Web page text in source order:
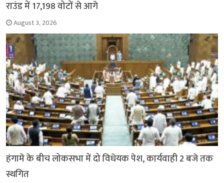
राउंड में 17,198 वोटों से आगे
August 3, 2026
हंगामे के बीच लोकसभा में दो विधेयक पेश, कार्यवाही 2 बजे तक
स्थगित